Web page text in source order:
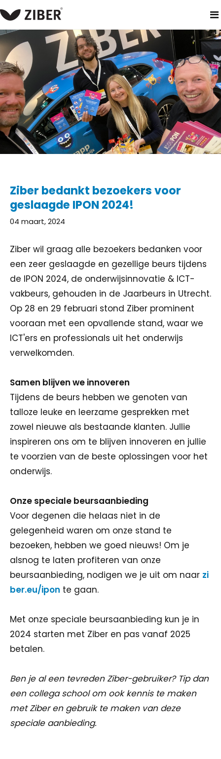
home blog ziber bedankt bezoekers voor geslaagde ipon
Ziber bedankt bezoekers voor
geslaagde IPON 2024!
04 maart, 2024
Ziber wil graag alle bezoekers bedanken voor
een zeer geslaagde en gezellige beurs tijdens
de IPON 2024, de onderwijsinnovatie & ICT-
vakbeurs, gehouden in de Jaarbeurs in Utrecht.
Op 28 en 29 februari stond Ziber prominent
vooraan met een opvallende stand, waar we
ICT'ers en professionals uit het onderwijs
verwelkomden.
Samen blijven we innoveren
Tijdens de beurs hebben we genoten van
talloze leuke en leerzame gesprekken met
zowel nieuwe als bestaande klanten. Jullie
inspireren ons om te blijven innoveren en jullie
te voorzien van de beste oplossingen voor het
onderwijs.
Onze speciale beursaanbieding
Voor degenen die helaas niet in de
gelegenheid waren om onze stand te
bezoeken, hebben we goed nieuws! Om je
alsnog te laten profiteren van onze
beursaanbieding, nodigen we je uit om naar zi
ber.eu/ipon te gaan.
Met onze speciale beursaanbieding kun je in
2024 starten met Ziber en pas vanaf 2025
betalen.
Ben je al een tevreden Ziber-gebruiker? Tip dan
een collega school om ook kennis te maken
met Ziber en gebruik te maken van deze
speciale aanbieding.